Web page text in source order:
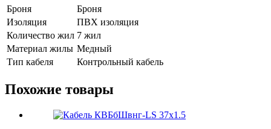
Броня
Броня
Изоляция
ПВХ изоляция
Количество жил 7 жил
Материал жилы Медный
Тип кабеля
Контрольный кабель
Похожие товары